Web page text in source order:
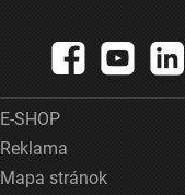
E-SHOP
Reklama
Mapa stránok